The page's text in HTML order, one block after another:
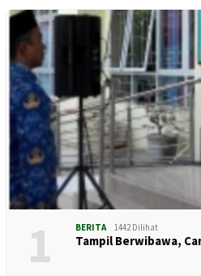
1 BERITA 1442 Dilihat
Tampil Berwibawa,